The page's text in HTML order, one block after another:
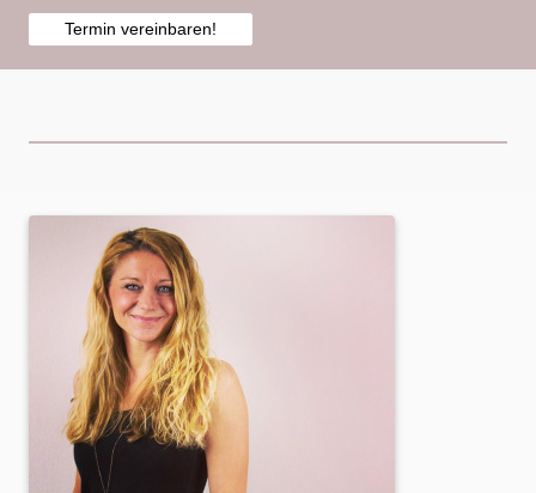
Termin vereinbaren!